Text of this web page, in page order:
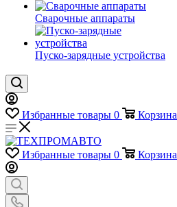
Сварочные аппараты
Пуско-зарядные устройства
Избранные товары 0 Корзина
Избранные товары 0 Корзина